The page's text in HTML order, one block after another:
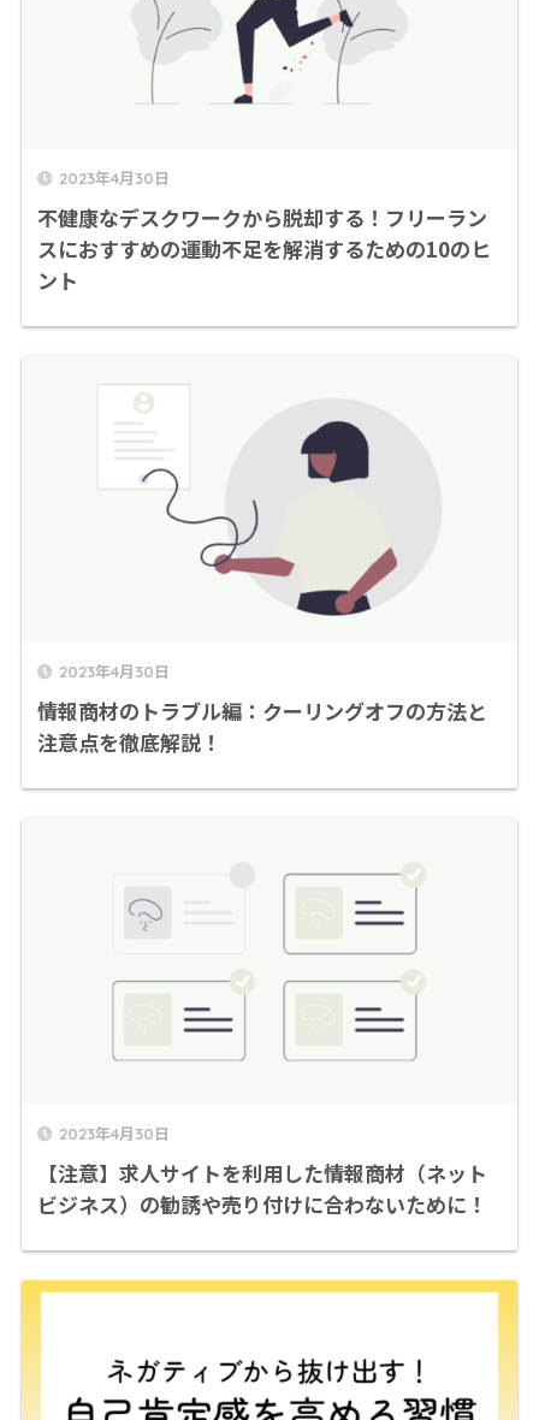
2023年4月30日
不健康なデスクワークから脱却する！フリーラン
スにおすすめの運動不足を解消するための10のヒ
ント
2023年4月30日
情報商材のトラブル編：クーリングオフの方法と
注意点を徹底解説！
2023年4月30日
【注意】求人サイトを利用した情報商材（ネット
ビジネス）の勧誘や売り付けに合わないために！